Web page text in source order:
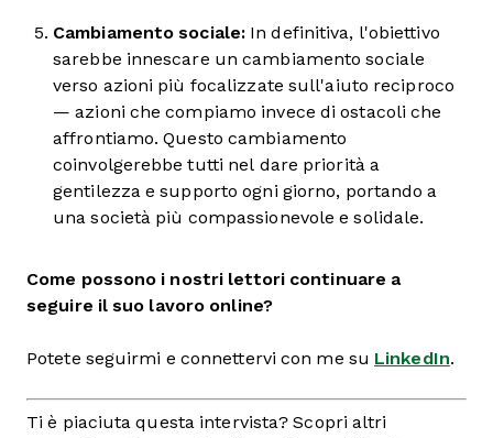
Cambiamento sociale: In definitiva, l'obiettivo
sarebbe innescare un cambiamento sociale
verso azioni più focalizzate sull'aiuto reciproco
— azioni che compiamo invece di ostacoli che
affrontiamo. Questo cambiamento
coinvolgerebbe tutti nel dare priorità a
gentilezza e supporto ogni giorno, portando a
una società più compassionevole e solidale.
Come possono i nostri lettori continuare a
seguire il suo lavoro online?
Potete seguirmi e connettervi con me su LinkedIn.
Ti è piaciuta questa intervista? Scopri altri